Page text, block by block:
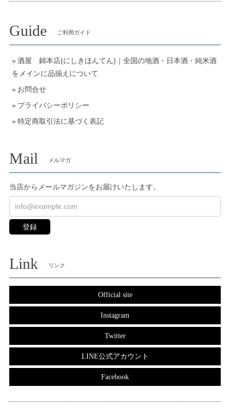
Guide ご利用ガイド
酒屋 錦本店(にしきほんてん)｜全国の地酒・日本酒・純米酒
をメインに品揃えについて
お問合せ
プライバシーポリシー
特定商取引法に基づく表記
Mail メルマガ
当店からメールマガジンをお届けいたします。
登録
Link リンク
Official site
Instagram
Twitter
LINE公式アカウント
Facebook